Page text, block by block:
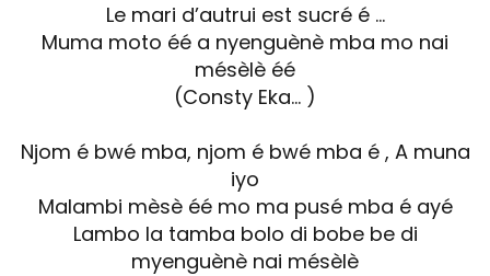
Le mari d’autrui est sucré é …
Muma moto éé a nyenguènè mba mo nai
mésèlè éé
(Consty Eka… )
Njom é bwé mba, njom é bwé mba é , A muna
iyo
Malambi mèsè éé mo ma pusé mba é ayé
Lambo la tamba bolo di bobe be di
myenguènè nai mésèlè